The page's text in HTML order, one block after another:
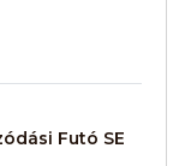
Futó SE